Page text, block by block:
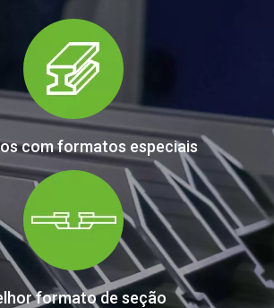
com formatos especiais
formato de seção